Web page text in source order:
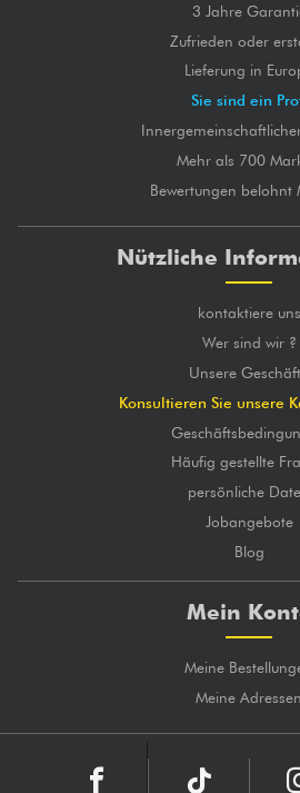
3 Jahre
Zufrieden oder
Lieferung in
Sie sind ein
Mehr als 700
Bewertungen belohnt
Nützliche
kontaktiere uns
Wer sind wir ?
Unsere
Konsultieren Sie unsere
Häufig gestellte
persönliche
Jobangebote
Blog
Mein
Meine
Meine Adressen